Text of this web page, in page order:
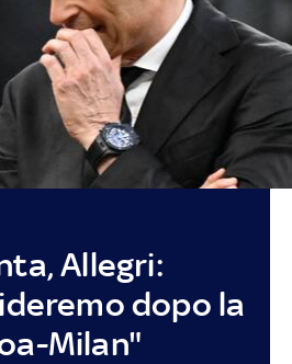
Allegri:
dopo la
Milan"